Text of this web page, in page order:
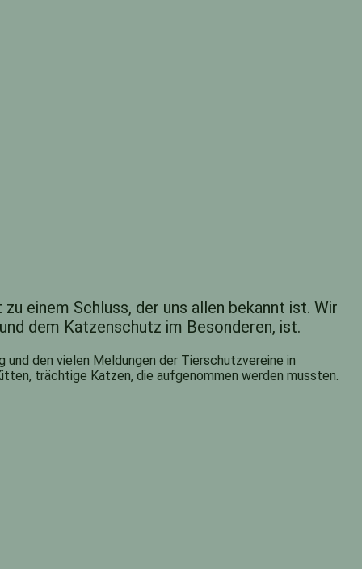
einem Schluss, der uns allen bekannt ist. Wir
dem Katzenschutz im Besonderen, ist.
den vielen Meldungen der Tierschutzvereine in
trächtige Katzen, die aufgenommen werden mussten.